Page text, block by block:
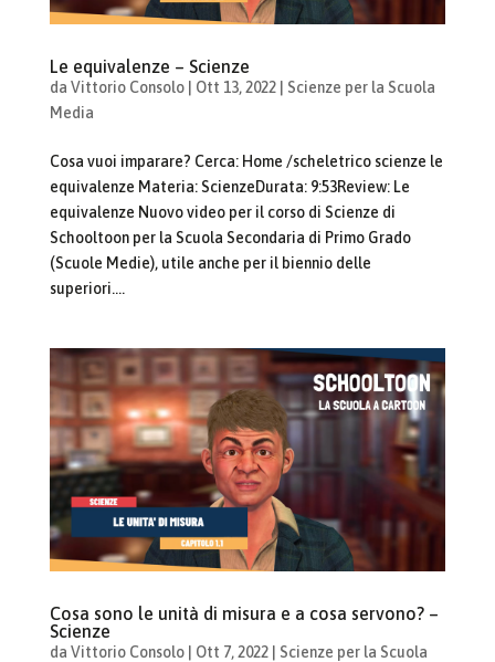
Le equivalenze – Scienze
da Vittorio Consolo| Ott 13, 2022| Scienze per la Scuola
Media
Cosa vuoi imparare? Cerca: Home /scheletrico scienze le
equivalenze Materia: ScienzeDurata: 9:53Review: Le
equivalenze Nuovo video per il corso di Scienze di
Schooltoon per la Scuola Secondaria di Primo Grado
(Scuole Medie), utile anche per il biennio delle
superiori....
Cosa sono le unità di misura e a cosa servono? –
Scienze
da Vittorio Consolo| Ott 7, 2022| Scienze per la Scuola